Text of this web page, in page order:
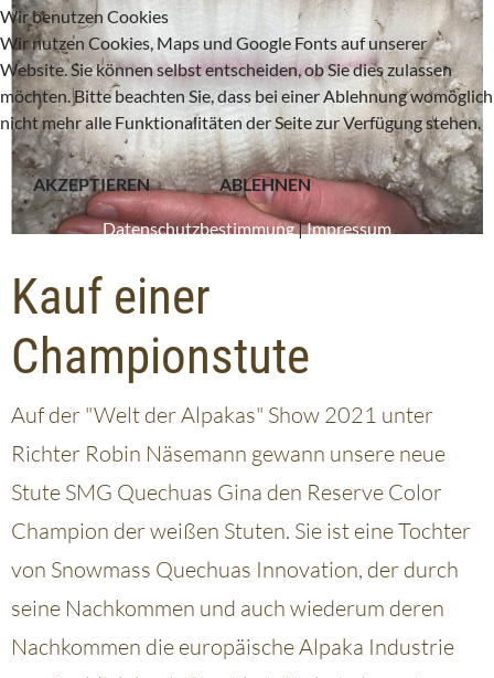
Kauf einer
Championstute
Auf der "Welt der Alpakas" Show 2021 unter
Richter Robin Näsemann gewann unsere neue
Stute SMG Quechuas Gina den Reserve Color
Champion der weißen Stuten. Sie ist eine Tochter
von Snowmass Quechuas Innovation, der durch
seine Nachkommen und auch wiederum deren
Nachkommen die europäische Alpaka Industrie
Wir benutzen Cookies
Wir nutzen Cookies, Maps und Google Fonts auf unserer
Website. Sie können selbst entscheiden, ob Sie dies zulassen
möchten. Bitte beachten Sie, dass bei einer Ablehnung womöglich
nicht mehr alle Funktionalitäten der Seite zur Verfügung stehen.
AKZEPTIEREN ABLEHNEN
Datenschutzbestimmung|Impressum